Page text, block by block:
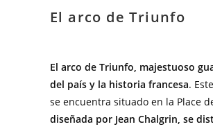
El arco de Triunfo
El arco de Triunfo, majestuoso
del país y la historia francesa.
se encuentra situado en la Place
diseñada por Jean Chalgrin, se